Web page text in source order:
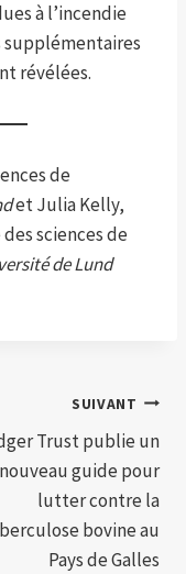
à l’incendie
supplémentaires
révélées.
de
et Julia Kelly,
sciences de
de Lund
SUIVANT
Trust publie un
nouveau guide pour
lutter contre la
bovine au
Pays de Galles